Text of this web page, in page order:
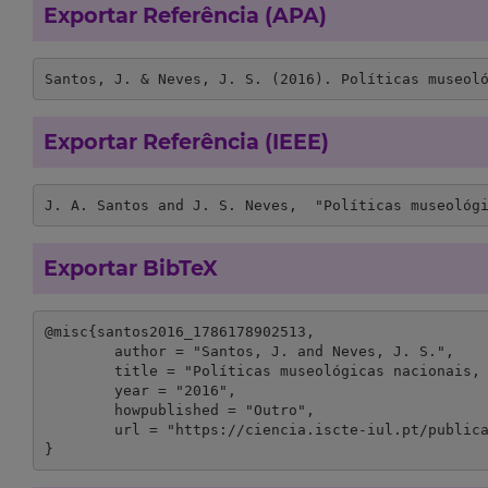
Exportar Referência (APA)
Santos, J. & Neves, J. S. (2016). Políticas
Exportar Referência (IEEE)
J. A. Santos and J. S. Neves,  "Políticas
Exportar BibTeX
@misc{santos2016_1786178902513,
}